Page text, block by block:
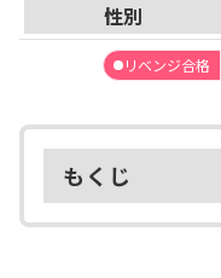
性別
リベンジ合格
もくじ